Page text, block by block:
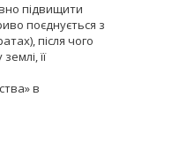
підвищити
поєднується з
після чого
її
в